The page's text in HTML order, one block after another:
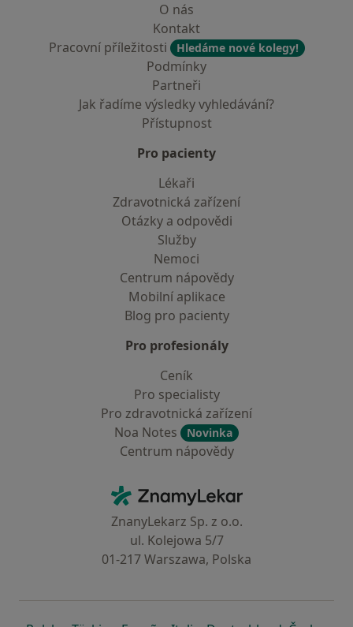
O nás
Kontakt
Pracovní příležitosti
Hledáme nové kolegy!
Podmínky
Partneři
Jak řadíme výsledky vyhledávání?
Přístupnost
Pro pacienty
Lékaři
Zdravotnická zařízení
Otázky a odpovědi
Služby
Nemoci
Centrum nápovědy
Mobilní aplikace
Blog pro pacienty
Pro profesionály
Ceník
Pro specialisty
Pro zdravotnická zařízení
Noa Notes
Novinka
Centrum nápovědy
ZnamyLekar - Hlavní stránka
ZnanyLekarz Sp. z o.o.
ul. Kolejowa 5/7
01-217 Warszawa, Polska